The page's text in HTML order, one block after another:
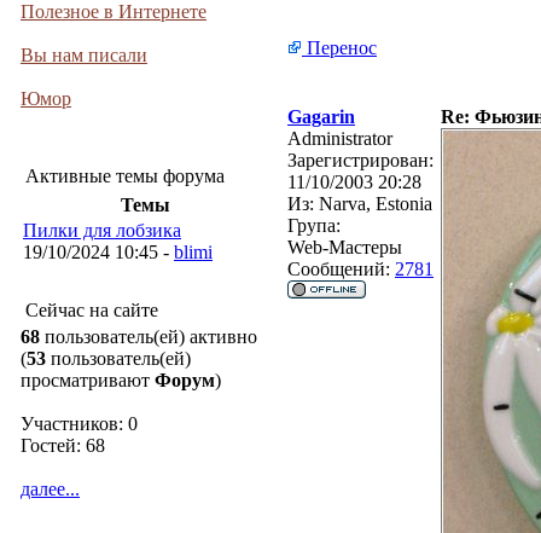
Полезное в Интернете
Вы нам писали
Юмор
Активные темы форума
Темы
Пилки для лобзика
19/10/2024 10:45 - blimi
Сейчас на сайте
68 пользователь(ей) активно
(53 пользователь(ей)
просматривают Форум)
Участников: 0
Гостей: 68
далее...
Перенос
Gagarin
Re:
Administrator
Зарегистрирован:
11/10/2003 20:28
Из: Narva, Estonia
Група:
Web-Мастеры
Сообщений: 2781